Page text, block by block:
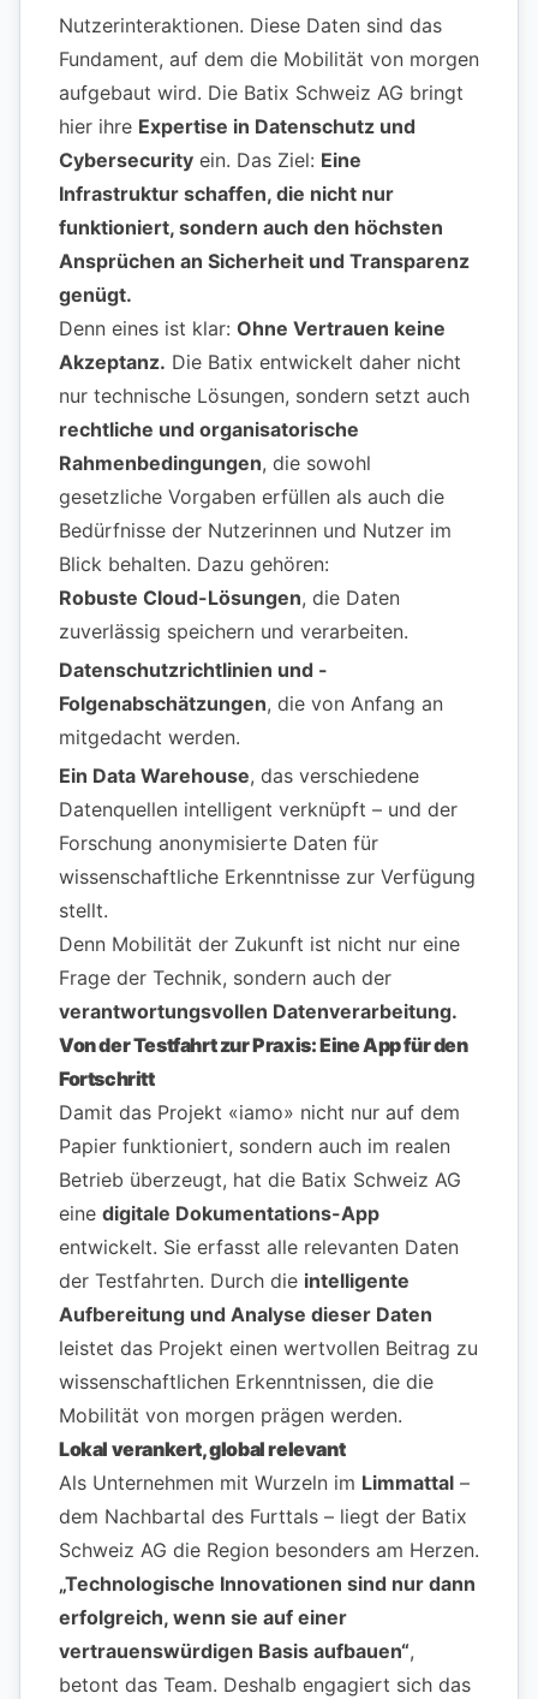
Nutzerinteraktionen. Diese Daten sind das
Fundament, auf dem die Mobilität von morgen
aufgebaut wird. Die Batix Schweiz AG bringt
hier ihre Expertise in Datenschutz und
Cybersecurity ein. Das Ziel: Eine
Infrastruktur schaffen, die nicht nur
funktioniert, sondern auch den höchsten
Ansprüchen an Sicherheit und Transparenz
genügt.
Denn eines ist klar: Ohne Vertrauen keine
Akzeptanz. Die Batix entwickelt daher nicht
nur technische Lösungen, sondern setzt auch
rechtliche und organisatorische
Rahmenbedingungen, die sowohl
gesetzliche Vorgaben erfüllen als auch die
Bedürfnisse der Nutzerinnen und Nutzer im
Blick behalten. Dazu gehören:
Robuste Cloud-Lösungen, die Daten
zuverlässig speichern und verarbeiten.
Datenschutzrichtlinien und -
Folgenabschätzungen, die von Anfang an
mitgedacht werden.
Ein Data Warehouse, das verschiedene
Datenquellen intelligent verknüpft – und der
Forschung anonymisierte Daten für
wissenschaftliche Erkenntnisse zur Verfügung
stellt.
Denn Mobilität der Zukunft ist nicht nur eine
Frage der Technik, sondern auch der
verantwortungsvollen Datenverarbeitung.
Von der Testfahrt zur Praxis: Eine App für den
Fortschritt
Damit das Projekt «iamo» nicht nur auf dem
Papier funktioniert, sondern auch im realen
Betrieb überzeugt, hat die Batix Schweiz AG
eine digitale Dokumentations-App
entwickelt. Sie erfasst alle relevanten Daten
der Testfahrten. Durch die intelligente
Aufbereitung und Analyse dieser Daten
leistet das Projekt einen wertvollen Beitrag zu
wissenschaftlichen Erkenntnissen, die die
Mobilität von morgen prägen werden.
Lokal verankert, global relevant
Als Unternehmen mit Wurzeln im Limmattal –
dem Nachbartal des Furttals – liegt der Batix
Schweiz AG die Region besonders am Herzen.
„Technologische Innovationen sind nur dann
erfolgreich, wenn sie auf einer
vertrauenswürdigen Basis aufbauen“,
betont das Team. Deshalb engagiert sich das